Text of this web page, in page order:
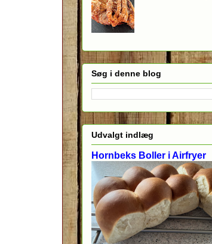
Søg i denne blog
Udvalgt indlæg
Hornbeks Boller i Airfryer